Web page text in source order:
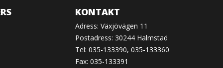
KONTAKT
Adress: Växjövägen 11
Postadress: 30244 Halmstad
Tel: 035-133390, 035-133360
Fax: 035-133391